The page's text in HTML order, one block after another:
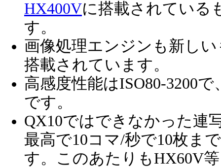
HX400Vに搭載されている
す。
画像処理エンジンも新し
搭載されています。
高感度性能はISO80-3200
です。
QX10ではできなかった連
最高で10コマ/秒で10枚ま
す。このあたりもHX60V